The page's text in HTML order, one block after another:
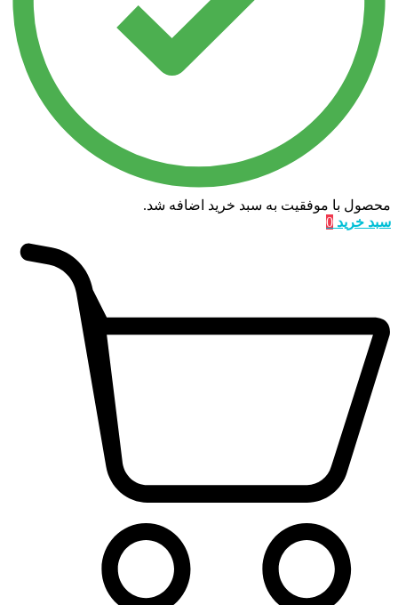
محصول با موفقیت به سبد خرید اضافه شد.
سبد خرید 0